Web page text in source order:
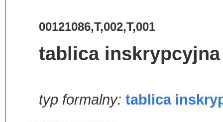
00121086,T,002,T,001
tablica inskrypcyjna
typ formalny: tablica